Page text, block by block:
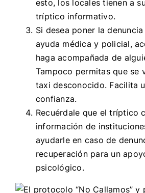
esto, los locales tienen a
tríptico informativo.
Si desea poner la
ayuda médica y policial,
haga acompañada de
Tampoco permitas que se
taxi desconocido. Facilita
confianza.
Recuérdale que el tríptico
información de
ayudarle en caso de
recuperación para un
psicológico.